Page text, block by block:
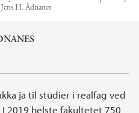
Jens H. Ådnanes
ja til studier i realfag ved
2019 helste fakultetet 750